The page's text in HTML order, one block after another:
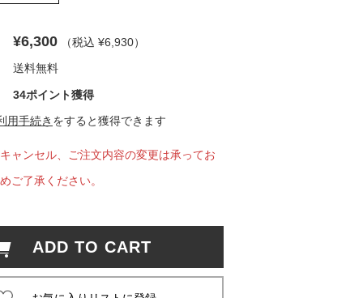
店
屋
¥6,300 （税込 ¥6,930）
送料無料
34ポイント獲得
用手続き をすると獲得できます
ャンセル、ご注文内容の変更は承ってお
ご了承ください。
ADD TO CART